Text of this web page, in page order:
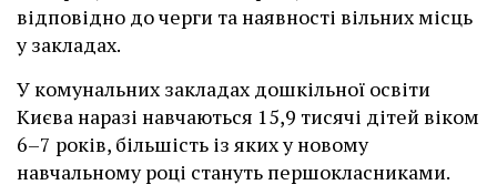
відповідно до черги та наявності вільних місць
у закладах.
У комунальних закладах дошкільної освіти
Києва наразі навчаються 15,9 тисячі дітей віком
6–7 років, більшість із яких у новому
навчальному році стануть першокласниками.